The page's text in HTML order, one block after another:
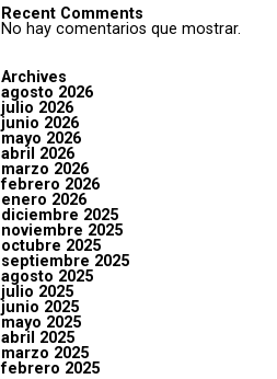
Recent Comments
No hay comentarios que mostrar.
Archives
agosto 2026
julio 2026
junio 2026
mayo 2026
abril 2026
marzo 2026
febrero 2026
enero 2026
diciembre 2025
noviembre 2025
octubre 2025
septiembre 2025
agosto 2025
julio 2025
junio 2025
mayo 2025
abril 2025
marzo 2025
febrero 2025